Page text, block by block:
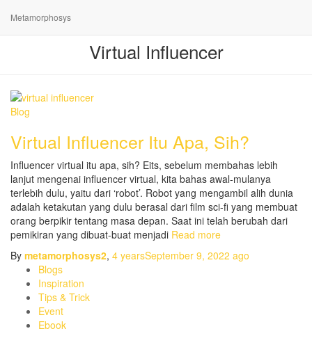
Metamorphosys
Virtual Influencer
Blog
Virtual Influencer Itu Apa, Sih?
Influencer virtual itu apa, sih? Eits, sebelum membahas lebih
lanjut mengenai influencer virtual, kita bahas awal-mulanya
terlebih dulu, yaitu dari ‘robot’. Robot yang mengambil alih dunia
adalah ketakutan yang dulu berasal dari film sci-fi yang membuat
orang berpikir tentang masa depan. Saat ini telah berubah dari
pemikiran yang dibuat-buat menjadi Read more
By metamorphosys2, 4 yearsSeptember 9, 2022 ago
Blogs
Inspiration
Tips & Trick
Event
Ebook